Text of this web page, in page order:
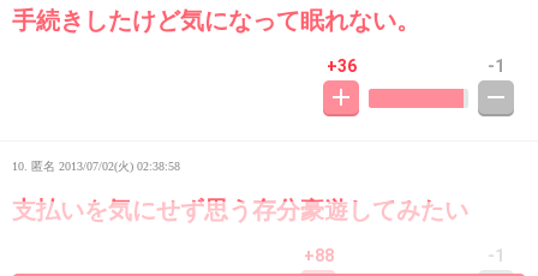
手続きしたけど気になって眠れない。
+36 -1
10. 匿名 2013/07/02(火) 02:38:58
支払いを気にせず思う存分豪遊してみたい
+88 -1